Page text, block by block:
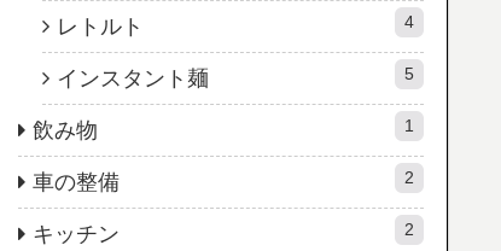
レトルト 4
インスタント麺 5
飲み物 1
車の整備 2
キッチン 2